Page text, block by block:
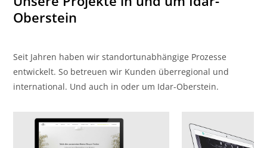
Oberstein
Seit Jahren haben wir standortunabhängige Prozesse
entwickelt. So betreuen wir Kunden überregional und
international. Und auch in oder um Idar-Oberstein.